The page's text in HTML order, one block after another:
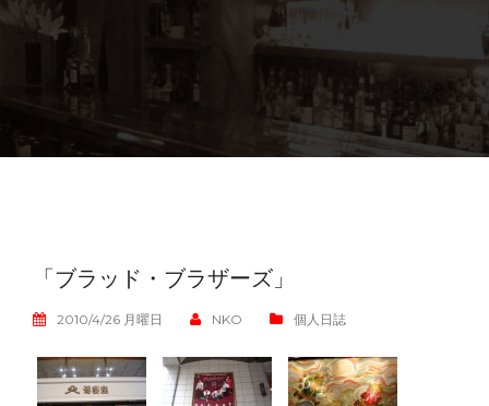
「ブラッド・ブラザーズ」
2010/4/26 月曜日 NKO 個人日誌